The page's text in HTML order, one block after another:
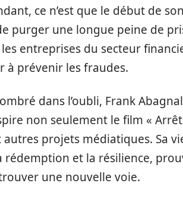
ce n’est que le début de
purger une longue peine de
entreprises du secteur
à prévenir les fraudes.
dans l’oubli, Frank
non seulement le film «
projets médiatiques. Sa
rédemption et la résilience,
une nouvelle voie.